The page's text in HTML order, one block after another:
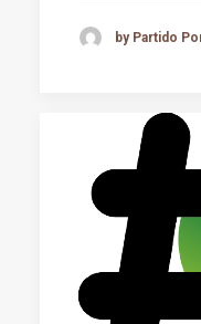
by Partido